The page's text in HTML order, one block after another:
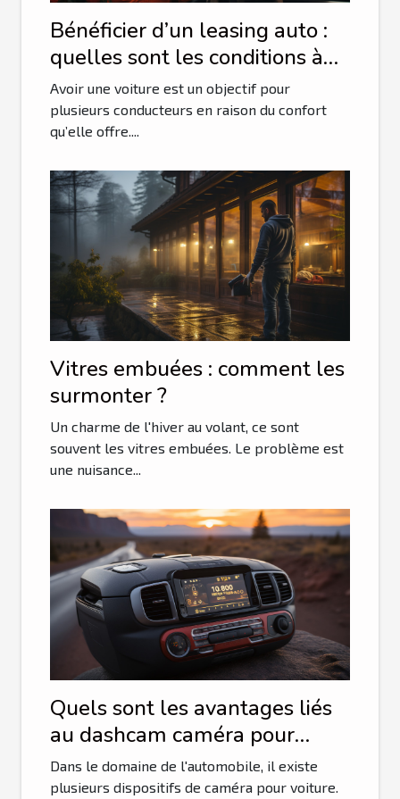
Bénéficier d’un leasing auto :
quelles sont les conditions à
remplir ?
Avoir une voiture est un objectif pour
plusieurs conducteurs en raison du confort
qu’elle offre....
Vitres embuées : comment les
surmonter ?
Un charme de l'hiver au volant, ce sont
souvent les vitres embuées. Le problème est
une nuisance...
Quels sont les avantages liés
au dashcam caméra pour
voiture?
Dans le domaine de l'automobile, il existe
plusieurs dispositifs de caméra pour voiture.